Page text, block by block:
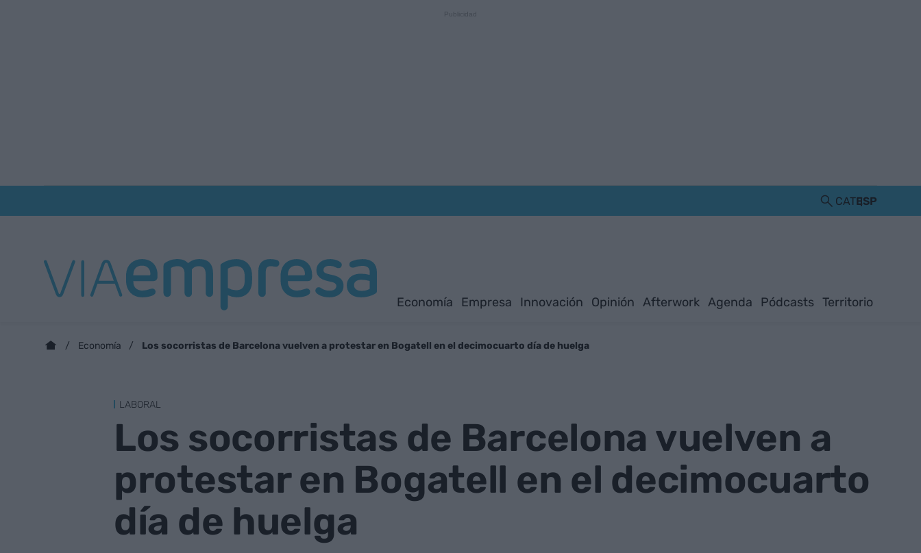
CATESP
Economía Empresa Innovación Opinión Afterwork Agenda Pódcasts Territorio
Economía Los socorristas de Barcelona vuelven a protestar en Bogatell en el decimocuarto día de huelga
LABORAL
Los socorristas de Barcelona vuelven a
protestar en Bogatell en el decimocuarto
día de huelga